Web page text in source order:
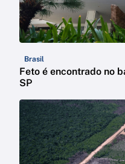
Brasil
Feto é encontrado no
SP